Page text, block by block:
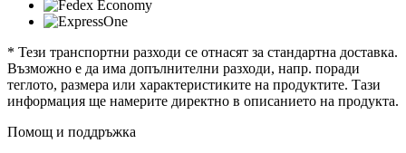
* Тези транспортни разходи се отнасят за стандартна доставка.
Възможно е да има допълнителни разходи, напр. поради
теглото, размера или характеристиките на продуктите. Тази
информация ще намерите директно в описанието на продукта.
Помощ и поддръжка